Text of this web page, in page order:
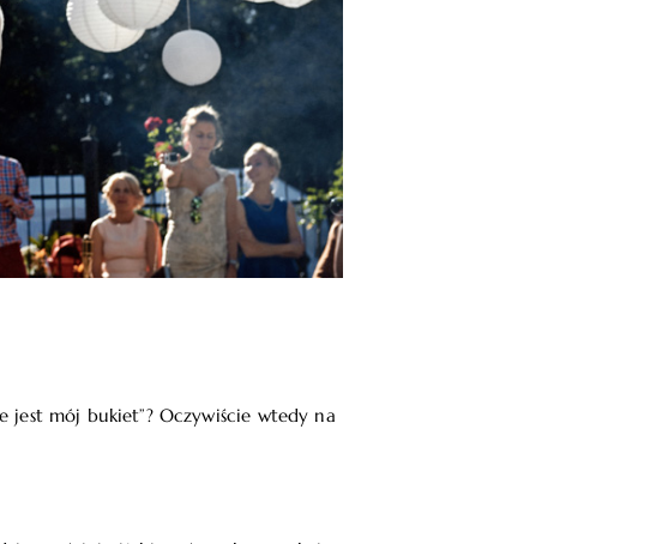
jest mój bukiet”? Oczywiście wtedy na